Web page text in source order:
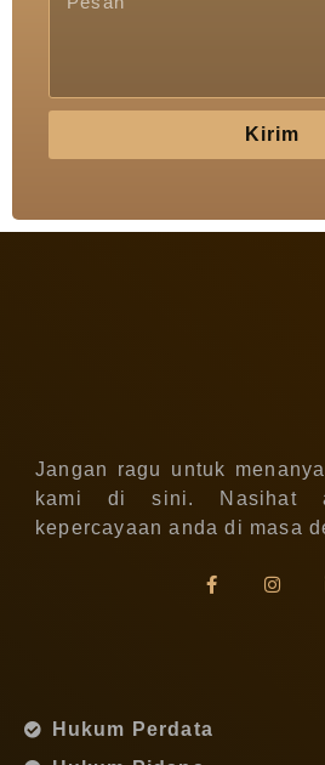
Kirim
Jangan ragu untuk
kami di sini. Nasihat
kepercayaan anda di masa
Hukum Perdata